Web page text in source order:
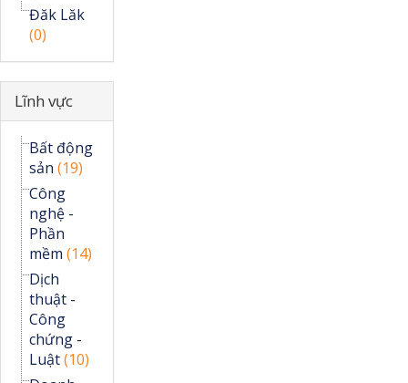
Đăk Lăk
(0)
Ẩn
Lĩnh vực
Bất động
sản (19)
Công
nghệ -
Phần
mềm (14)
Dịch
thuật -
Công
chứng -
Luật(10)